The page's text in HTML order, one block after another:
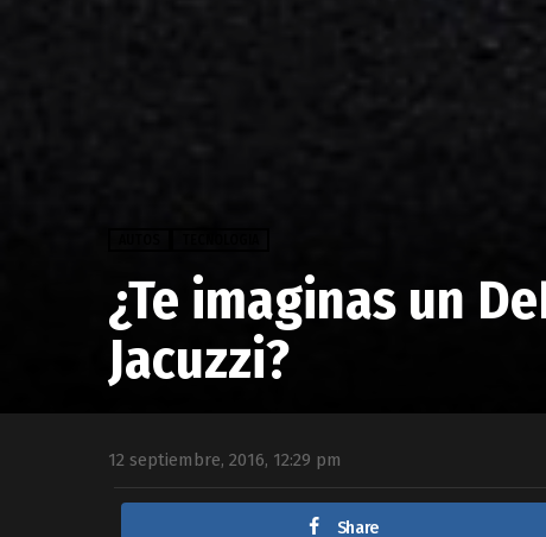
¿Te imaginas un
Jacuzzi?
12 septiembre, 2016, 12:29 pm
Share